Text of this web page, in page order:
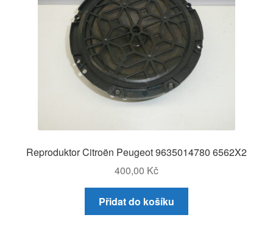
Reproduktor Citroën Peugeot 9635014780 6562X2
400,00 Kč
Přidat do košíku